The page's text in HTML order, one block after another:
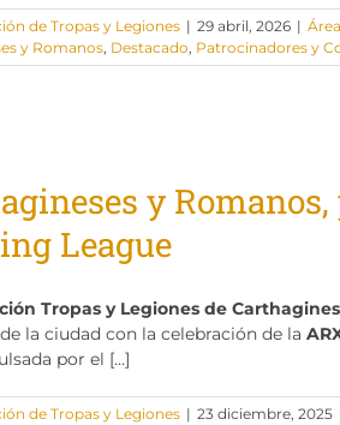
de Tropas y Legiones | 29 abril, 2026 |
y Romanos, Destacado, Patrocinadores y
y
League
Tropas y Legiones de
la ciudad con la celebración de la
por el […]
de Tropas y Legiones | 23 diciembre, 2025